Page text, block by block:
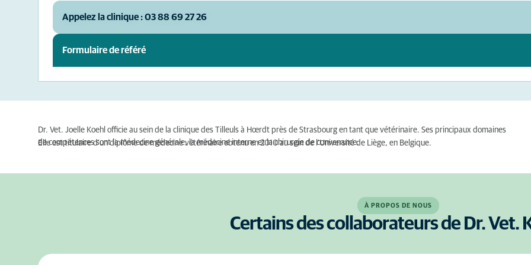
Appelez la clinique : 03 88 69 27 26
Formulaire de référé
Dr. Vet. Joelle Koehl officie au sein de la clinique des Tilleuls à Hœrdt près de Strasbourg en tant que vétérinaire. Ses principaux domaines
de compétences sont la médecine générale, la médecine interne et la chirurgie de convenance.
Elle est titulaire d'un diplôme de médecine vétérinaire obtenu en 2010 au sein de l'Université de Liège, en Belgique.
À PROPOS DE NOUS
Certains des collaborateurs de Dr. Vet.